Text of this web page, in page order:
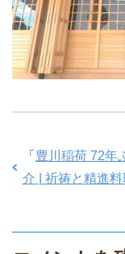
「 豊川稲荷 72年
介 | 祈祷と精進料